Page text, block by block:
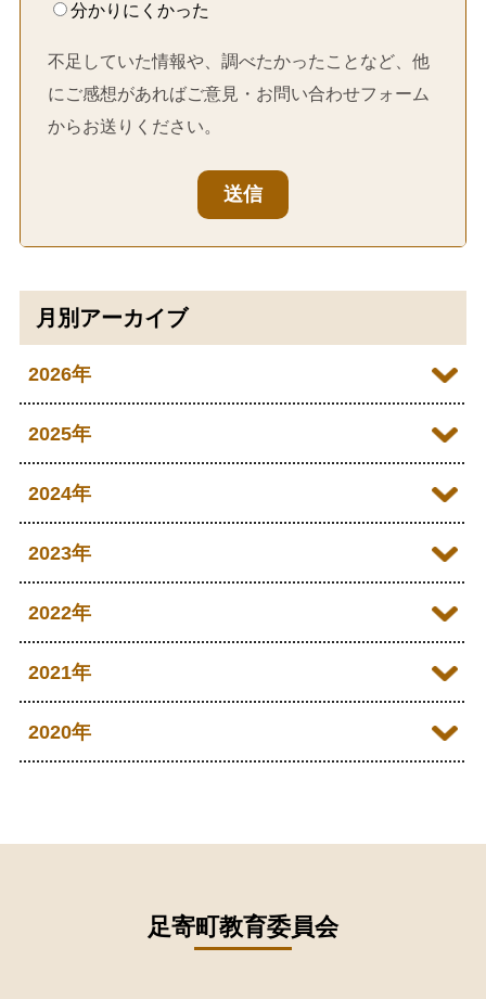
分かりにくかった
不足していた情報や、調べたかったことなど、他
にご感想があればご意見・お問い合わせフォーム
からお送りください。
送信
月別アーカイブ
2026年
2026年07月
2026年05月
2026年03月
2026年02月
2026年01月
2025年
2025年12月
2025年10月
2025年08月
2025年07月
2025年03月
2024年
2024年12月
2024年10月
2024年08月
2024年06月
2024年04月
2023年
2023年12月
2023年10月
2022年
2022年12月
2022年10月
2022年07月
2021年
2021年12月
2021年08月
2020年
2020年06月足寄町教育委員会